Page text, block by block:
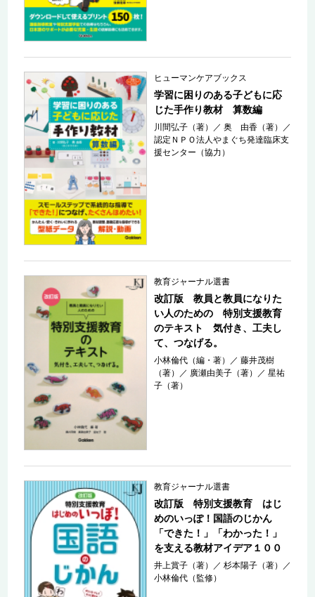
ヒューマンケアブックス
学習に困りのある子どもに応
じた手作り教材 算数編
川間弘子（著） ／奥 由香（著）
／
認定ＮＰＯ法人やまぐち発達臨床支
援センター（協力）
教育ジャーナル選書
改訂版 教員と教員になりた
い人のための 特別支援教育
のテキスト 気付き、工夫し
て、つなげる。
小林倫代（編・著） ／藤井茂樹
（著）
／ 廣瀬由美子（著） ／星祐
子（著）
教育ジャーナル選書
改訂版 特別支援教育 はじ
めのいっぽ！国語のじかん
「できた！」「わかった！」
を支える教材アイデア１００
井上賞子（著） ／杉本陽子（著）
／
小林倫代（監修）